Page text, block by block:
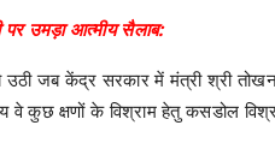
उमड़ा आत्मीय सैलाब:
उठी जब केंद्र सरकार में मंत्री श्री
वे कुछ क्षणों के विश्राम हेतु कसडोल